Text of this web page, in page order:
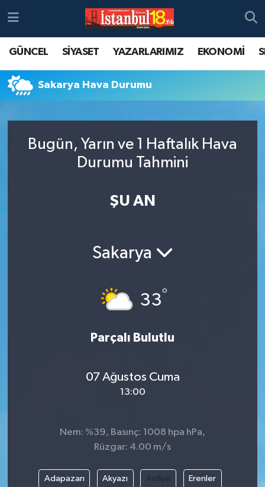
GÜNCEL SİYASET YAZARLARIMIZ EKONOMİ
Sakarya Hava Durumu
Bugün, Yarın ve 1 Haftalık Hava
Durumu Tahmini
ŞU AN
Sakarya
33°
Parçalı Bulutlu
07 Ağustos Cuma
13:00
Nem: %39, Basınç: 1008 hpa hPa,
Rüzgar: 4.00 m/s
Adapazarı Akyazı Arifiye Erenler